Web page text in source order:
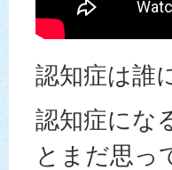
認知症は誰
認知症にな
とまだ思っ